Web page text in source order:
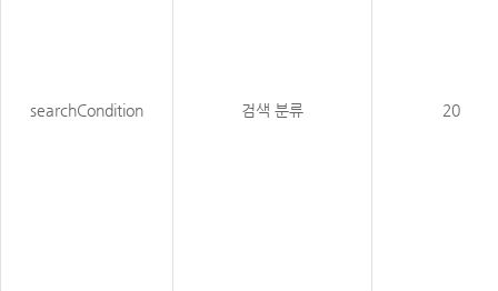
searchCondition 검색 분류 20